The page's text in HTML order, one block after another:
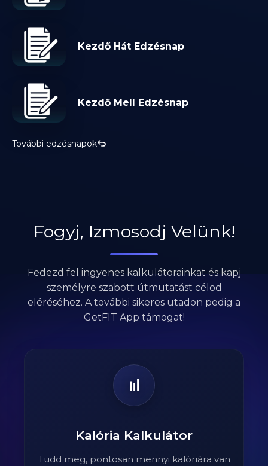
Kezdő Hát Edzésnap
Kezdő Mell Edzésnap
További edzésnapok
Fogyj, Izmosodj Velünk!
Fedezd fel ingyenes kalkulátorainkat és kapj
személyre szabott útmutatást célod
eléréséhez. A további sikeres utadon pedig a
GetFIT App támogat!
📊
Kalória Kalkulátor
Tudd meg, pontosan mennyi kalóriára van